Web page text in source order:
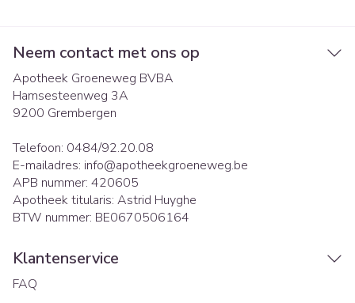
Neem contact met ons op
Apotheek Groeneweg BVBA
Hamsesteenweg 3A
9200 Grembergen
Telefoon: 0484/92.20.08
E-mailadres: info@apotheekgroeneweg.be
APB nummer: 420605
Apotheek titularis: Astrid Huyghe
BTW nummer: BE0670506164
Klantenservice
FAQ